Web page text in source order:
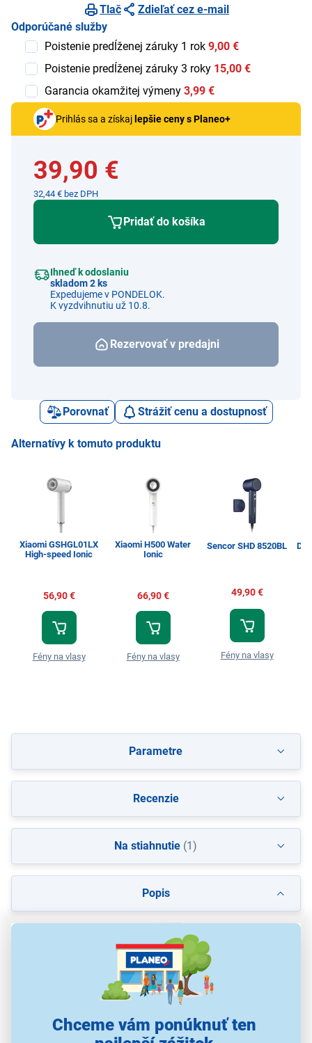
Chceme vám ponúknuť ten
Tlač
Zdieľať cez e-mail
Odporúčané služby
Poistenie predĺženej záruky 1 rok 9,00 €
Poistenie predĺženej záruky 3 roky 15,00 €
Garancia okamžitej výmeny 3,99 €
Prihlás sa a získaj lepšie ceny s Planeo+
39,90 €
32,44 € bez DPH
Pridať do košíka
Ihneď k odoslaniu
skladom 2 ks
Expedujeme v PONDELOK.
K vyzdvihnutiu už 10.8.
Rezervovať v predajni
Porovnať Strážiť cenu a dostupnosť
Alternatívy k tomuto produktu
Xiaomi GSHGL01LX
High-speed Ionic
56,90 €
Fény na vlasy
Xiaomi H500 Water
Ionic
66,90 €
Fény na vlasy
Sencor SHD 8520BL
49,90 €
Fény na vlasy
Popis
Parametre
Recenzie
Na stiahnutie (1)